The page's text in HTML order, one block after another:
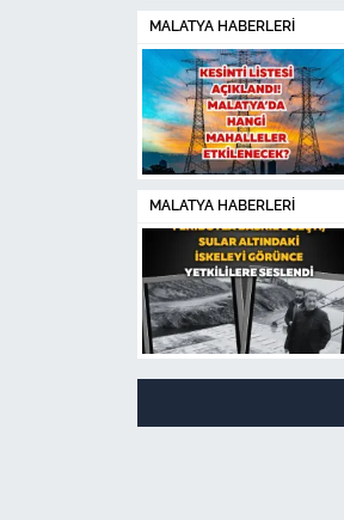
MALATYA HABERLERI
MALATYA HABERLERI